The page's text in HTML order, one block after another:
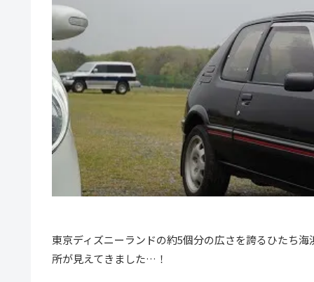
東京ディズニーランドの約5個分の広さを誇るひたち
所が見えてきました…！